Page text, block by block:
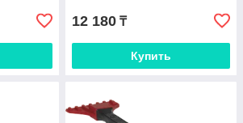
12 180 ₸
Купить